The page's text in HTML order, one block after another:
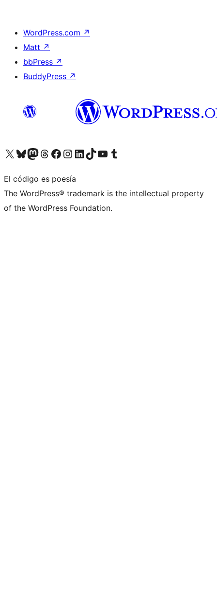
WordPress.com ↗
Matt ↗
bbPress ↗
BuddyPress ↗
Visita nuestra cuenta de X (anteriormente Twitter)
Visita nuestra cuenta de Bluesky
Visita nuestra cuenta de Mastodon
Visita nuestra cuenta de Threads
Visita nuestra página de Facebook
Visita nuestra cuenta de Instagram
Visita nuestra cuenta de LinkedIn
Visita nuestra cuenta de TikTok
Visita nuestro canal de YouTube
Visita nuestra cuenta de Tumblr
El código es poesía
The WordPress® trademark is the intellectual property
of the WordPress Foundation.